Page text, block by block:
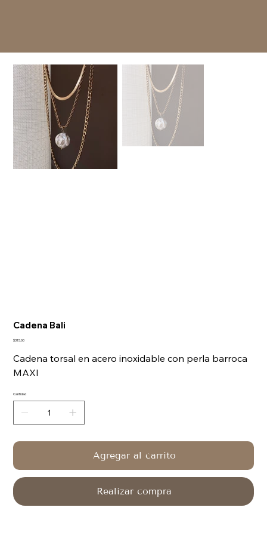
Cadena Bali
Precio
$315.00
Cadena torsal en acero inoxidable con perla barroca
MAXI
Cantidad
Agregar al carrito
Realizar compra